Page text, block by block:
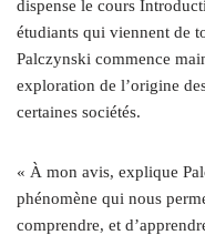
dispense le cours
étudiants qui viennent de
Palczynski commence
exploration de l’origine
certaines sociétés.
« À mon avis, explique
phénomène qui nous
comprendre, et